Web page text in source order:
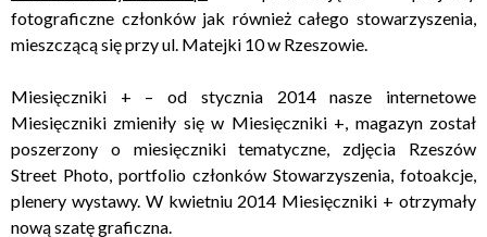
fotograficzne członków jak również całego stowarzyszenia,
mieszczącą się przy ul. Matejki 10 w Rzeszowie.
Miesięczniki + – od stycznia 2014 nasze internetowe
Miesięczniki zmieniły się w Miesięczniki +, magazyn został
poszerzony o miesięczniki tematyczne, zdjęcia Rzeszów
Street Photo, portfolio członków Stowarzyszenia, fotoakcje,
plenery wystawy. W kwietniu 2014 Miesięczniki + otrzymały
nową szatę graficzna.